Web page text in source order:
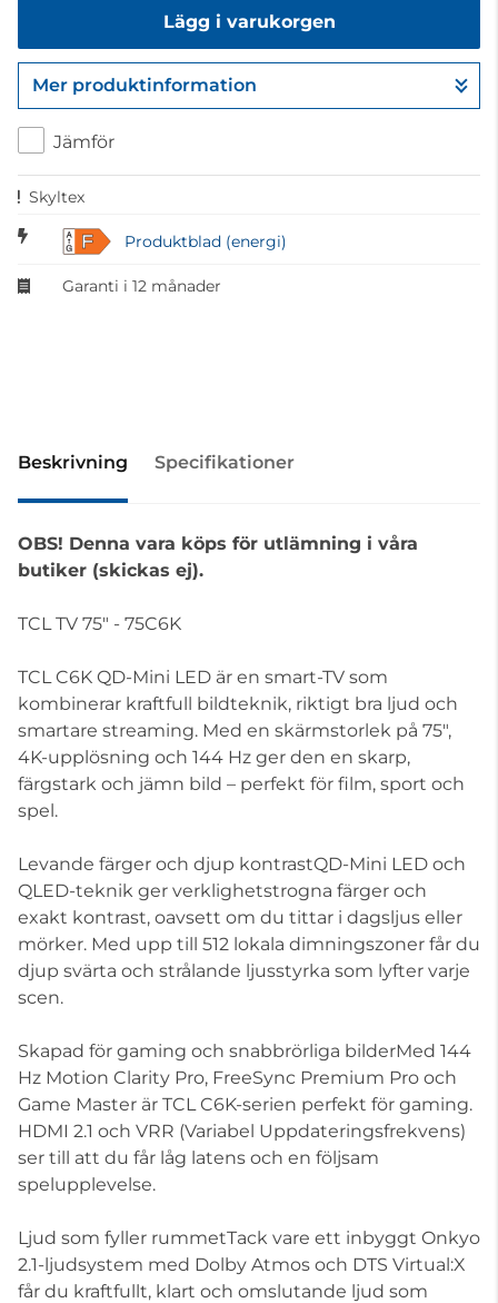
Lägg i varukorgen
Gå till kassan
Mer produktinformation
Jämför
Skyltex
F Produktblad (energi)
Garanti i 12 månader
Beskrivning Specifikationer
OBS! Denna vara köps för utlämning i våra
butiker (skickas ej).
TCL TV 75" - 75C6K
TCL C6K QD-Mini LED är en smart-TV som
kombinerar kraftfull bildteknik, riktigt bra ljud och
smartare streaming. Med en skärmstorlek på 75",
4K-upplösning och 144 Hz ger den en skarp,
färgstark och jämn bild – perfekt för film, sport och
spel.
Levande färger och djup kontrastQD-Mini LED och
QLED-teknik ger verklighetstrogna färger och
exakt kontrast, oavsett om du tittar i dagsljus eller
mörker. Med upp till 512 lokala dimningszoner får du
djup svärta och strålande ljusstyrka som lyfter varje
scen.
Skapad för gaming och snabbrörliga bilderMed 144
Hz Motion Clarity Pro, FreeSync Premium Pro och
Game Master är TCL C6K-serien perfekt för gaming.
HDMI 2.1 och VRR (Variabel Uppdateringsfrekvens)
ser till att du får låg latens och en följsam
spelupplevelse.
Ljud som fyller rummetTack vare ett inbyggt Onkyo
2.1-ljudsystem med Dolby Atmos och DTS Virtual:X
får du kraftfullt, klart och omslutande ljud som